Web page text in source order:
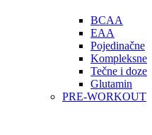
BCAA
EAA
Pojedinačne
Kompleksne
Tečne i doze
Glutamin
PRE-WORKOUT